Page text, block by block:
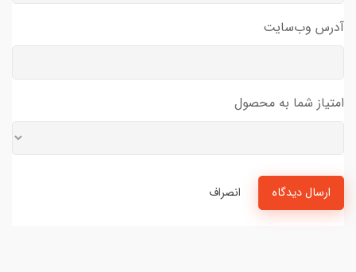
آدرس وب‌سایت
امتیاز شما به محصول
ارسال دیدگاه انصراف